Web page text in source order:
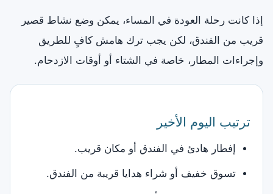
إذا كانت رحلة العودة في المساء، يمكن وضع نشاط قصير
قريب من الفندق، لكن يجب ترك هامش كافٍ للطريق
وإجراءات المطار، خاصة في الشتاء أو أوقات الازدحام.
ترتيب اليوم الأخير
إفطار هادئ في الفندق أو مكان قريب.
تسوق خفيف أو شراء هدايا قريبة من الفندق.